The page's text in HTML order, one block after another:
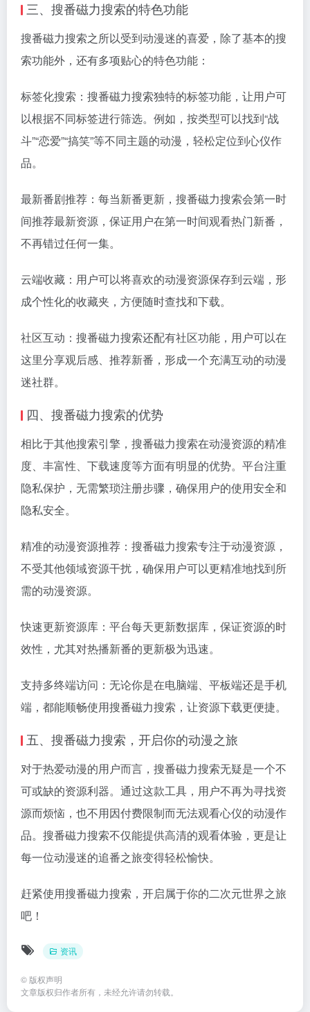
三、搜番磁力搜索的特色功能
搜番磁力搜索之所以受到动漫迷的喜爱，除了基本的搜
索功能外，还有多项贴心的特色功能：
标签化搜索：搜番磁力搜索独特的标签功能，让用户可
以根据不同标签进行筛选。例如，按类型可以找到“战
斗”“恋爱”“搞笑”等不同主题的动漫，轻松定位到心仪作
品。
最新番剧推荐：每当新番更新，搜番磁力搜索会第一时
间推荐最新资源，保证用户在第一时间观看热门新番，
不再错过任何一集。
云端收藏：用户可以将喜欢的动漫资源保存到云端，形
成个性化的收藏夹，方便随时查找和下载。
社区互动：搜番磁力搜索还配有社区功能，用户可以在
这里分享观后感、推荐新番，形成一个充满互动的动漫
迷社群。
四、搜番磁力搜索的优势
相比于其他搜索引擎，搜番磁力搜索在动漫资源的精准
度、丰富性、下载速度等方面有明显的优势。平台注重
隐私保护，无需繁琐注册步骤，确保用户的使用安全和
隐私安全。
精准的动漫资源推荐：搜番磁力搜索专注于动漫资源，
不受其他领域资源干扰，确保用户可以更精准地找到所
需的动漫资源。
快速更新资源库：平台每天更新数据库，保证资源的时
效性，尤其对热播新番的更新极为迅速。
支持多终端访问：无论你是在电脑端、平板端还是手机
端，都能顺畅使用搜番磁力搜索，让资源下载更便捷。
五、搜番磁力搜索，开启你的动漫之旅
对于热爱动漫的用户而言，搜番磁力搜索无疑是一个不
可或缺的资源利器。通过这款工具，用户不再为寻找资
源而烦恼，也不用因付费限制而无法观看心仪的动漫作
品。搜番磁力搜索不仅能提供高清的观看体验，更是让
每一位动漫迷的追番之旅变得轻松愉快。
赶紧使用搜番磁力搜索，开启属于你的二次元世界之旅
吧！
资讯
© 版权声明
文章版权归作者所有，未经允许请勿转载。